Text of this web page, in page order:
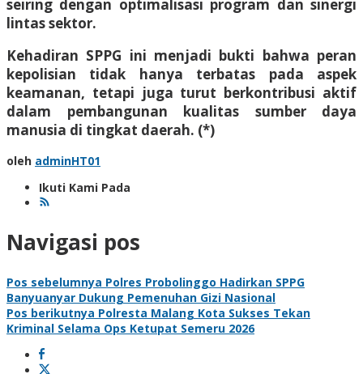
seiring dengan optimalisasi program dan sinergi
lintas sektor.
Kehadiran SPPG ini menjadi bukti bahwa peran
kepolisian tidak hanya terbatas pada aspek
keamanan, tetapi juga turut berkontribusi aktif
dalam pembangunan kualitas sumber daya
manusia di tingkat daerah. (*)
oleh adminHT01
Ikuti Kami Pada
Navigasi pos
Pos sebelumnya Polres Probolinggo Hadirkan SPPG
Banyuanyar Dukung Pemenuhan Gizi Nasional
Pos berikutnya Polresta Malang Kota Sukses Tekan
Kriminal Selama Ops Ketupat Semeru 2026